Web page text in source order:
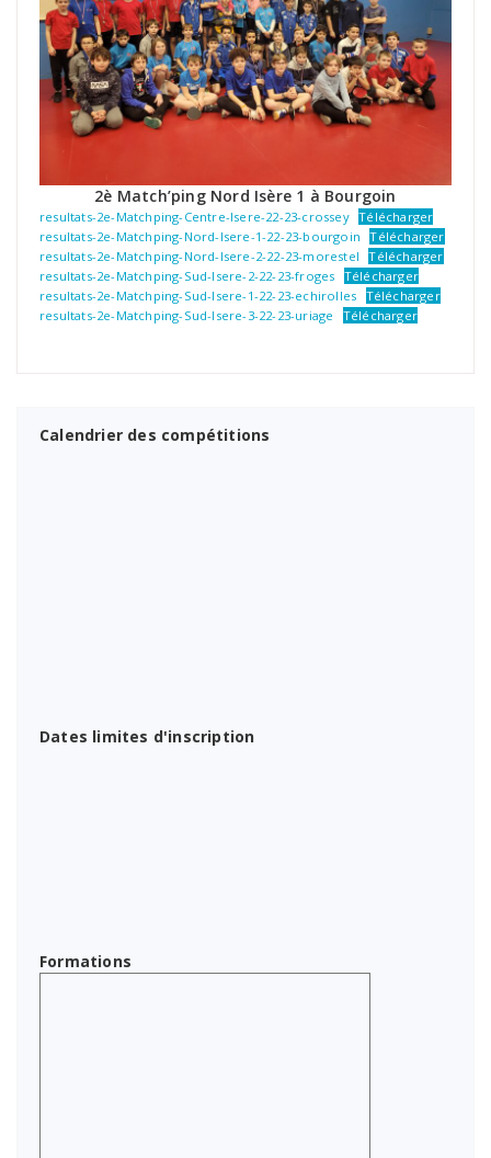
2è Match’ping Nord Isère 1 à Bourgoin
resultats-2e-Matchping-Centre-Isere-22-23-crossey Télécharger
resultats-2e-Matchping-Nord-Isere-1-22-23-bourgoin
Télécharger
resultats-2e-Matchping-Nord-Isere-2-22-23-morestel
Télécharger
resultats-2e-Matchping-Sud-Isere-2-22-23-froges Télécharger
resultats-2e-Matchping-Sud-Isere-1-22-23-echirolles Télécharger
resultats-2e-Matchping-Sud-Isere-3-22-23-uriage
Télécharger
Calendrier des compétitions
Dates limites d'inscription
Formations